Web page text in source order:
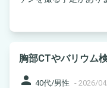
胸部CTやバリウム
person 40代/男性 - 2026/